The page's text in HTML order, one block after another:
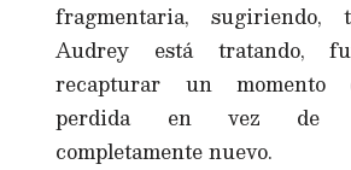
fragmentaria,
Audrey está tratando,
recapturar un momento
perdida en vez de
completamente nuevo.